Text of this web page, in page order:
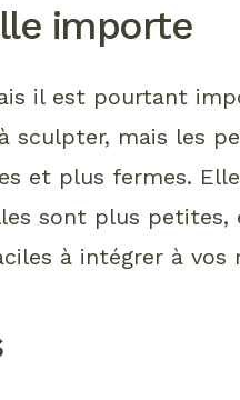
importe
il est pourtant
sculpter, mais les
et plus fermes.
sont plus petites,
à intégrer à vos